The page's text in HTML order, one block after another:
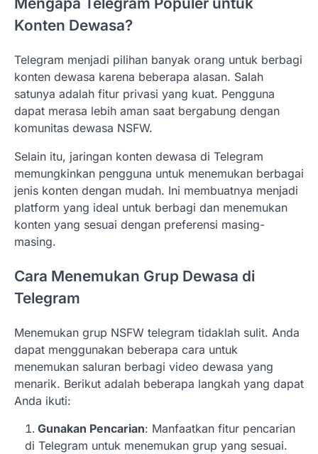
Konten Dewasa?
Telegram menjadi pilihan banyak orang untuk berbagi
konten dewasa karena beberapa alasan. Salah
satunya adalah fitur privasi yang kuat. Pengguna
dapat merasa lebih aman saat bergabung dengan
komunitas dewasa NSFW.
Selain itu, jaringan konten dewasa di Telegram
memungkinkan pengguna untuk menemukan berbagai
jenis konten dengan mudah. Ini membuatnya menjadi
platform yang ideal untuk berbagi dan menemukan
konten yang sesuai dengan preferensi masing-
masing.
Cara Menemukan Grup Dewasa di
Telegram
Menemukan grup NSFW telegram tidaklah sulit. Anda
dapat menggunakan beberapa cara untuk
menemukan saluran berbagi video dewasa yang
menarik. Berikut adalah beberapa langkah yang dapat
Anda ikuti:
Gunakan Pencarian: Manfaatkan fitur pencarian
di Telegram untuk menemukan grup yang sesuai.